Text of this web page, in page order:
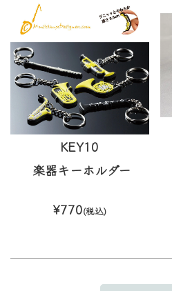
KEY10
楽器キーホルダー
¥770(税込)